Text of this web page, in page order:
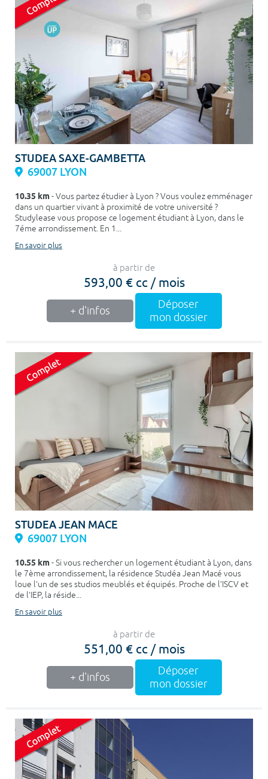
STUDEA SAXE-GAMBETTA
69007 LYON
10.35 km- Vous partez étudier à Lyon ? Vous voulez emménager
dans un quartier vivant à proximité de votre université ?
Studylease vous propose ce logement étudiant à Lyon, dans le
7éme arrondissement. En 1...
En savoir plus
à partir de
593,00 € cc / mois
+ d'infos
Déposer
mon dossier
STUDEA JEAN MACE
69007 LYON
10.55 km- Si vous rechercher un logement étudiant à Lyon, dans
le 7ème arrondissement, la résidence Studéa Jean Macé vous
loue l'un de ses studios meublés et équipés. Proche de l'ISCV et
de l'IEP, la réside...
En savoir plus
à partir de
551,00 € cc / mois
+ d'infos
Déposer
mon dossier